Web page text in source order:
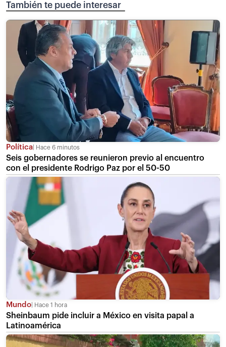
También te puede interesar
Política Hace 6 minutos
Seis gobernadores se reunieron previo al encuentro
con el presidente Rodrigo Paz por el 50-50
Mundo Hace 1 hora
Sheinbaum pide incluir a México en visita papal a
Latinoamérica